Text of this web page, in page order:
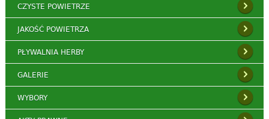
CZYSTE POWIETRZE
JAKOŚĆ POWIETRZA
PŁYWALNIA HERBY
GALERIE
WYBORY